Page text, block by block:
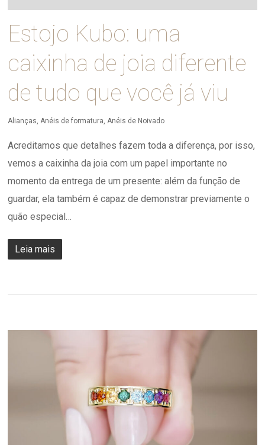
Estojo Kubo: uma
caixinha de joia diferente
de tudo que você já viu
Alianças Anéis de formatura Anéis de Noivado
Acreditamos que detalhes fazem toda a diferença, por isso,
vemos a caixinha da joia com um papel importante no
momento da entrega de um presente: além da função de
guardar, ela também é capaz de demonstrar previamente o
quão especial…
Leia mais